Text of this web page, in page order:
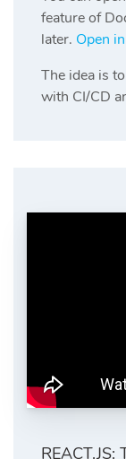
feature of
later. Open
The idea is
with CI/CD
REACT.JS: